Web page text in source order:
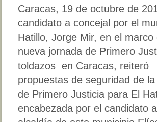
Caracas, 19 de octubre de
candidato a concejal por el
Hatillo, Jorge Mir, en el marco
nueva jornada de Primero
toldazos en Caracas, reiteró
propuestas de seguridad de
de Primero Justicia para El
encabezada por el candidato